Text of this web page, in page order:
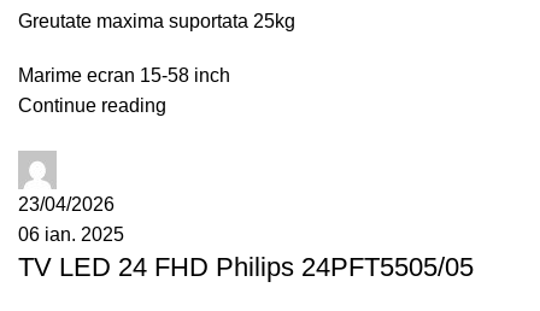
Greutate maxima suportata 25kg
Marime ecran 15-58 inch
Continue reading
23/04/2026
06 ian. 2025
TV LED 24 FHD Philips 24PFT5505/05